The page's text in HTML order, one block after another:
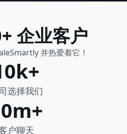
企业客户
并热爱着它！
选择我们
户聊天